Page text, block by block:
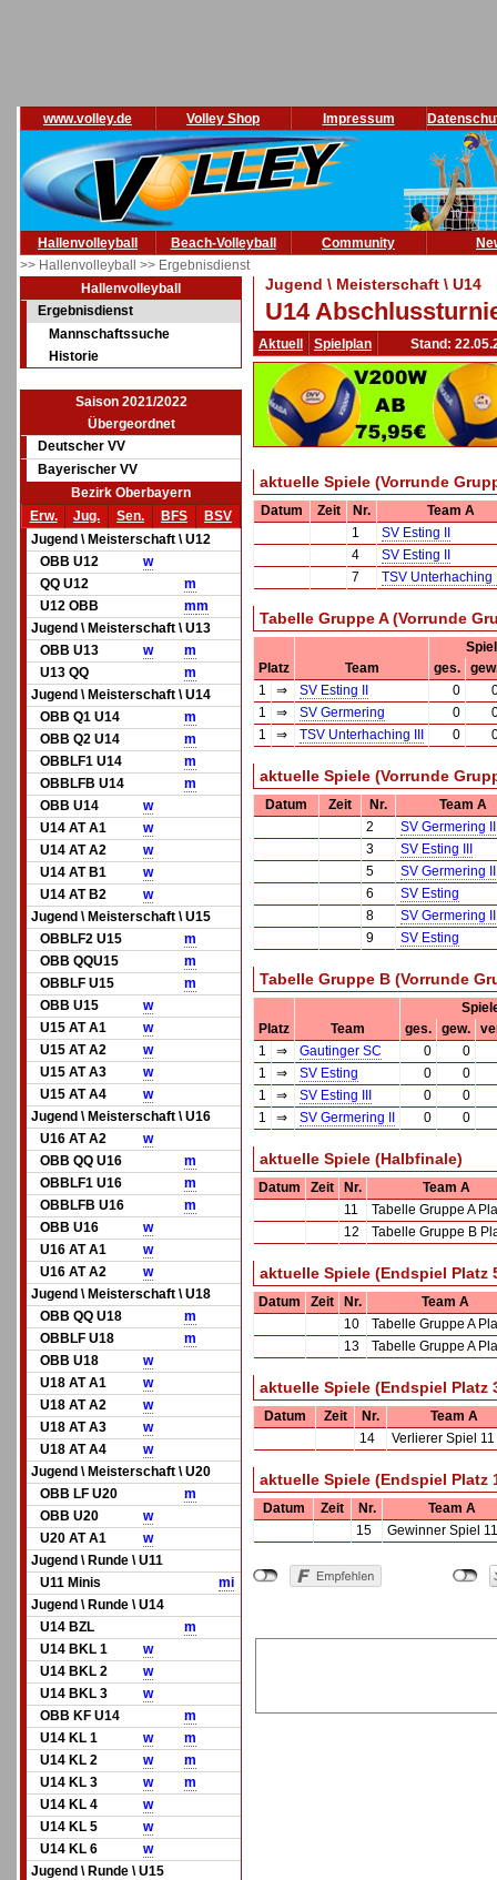
www.volley.de Volley Shop Impressum
Hallenvolleyball Beach-Volleyball Community
>> Hallenvolleyball >> Ergebnisdienst
Hallenvolleyball
Ergebnisdienst
Mannschaftssuche
Historie
Saison 2021/2022
Übergeordnet
Deutscher VV
Bayerischer VV
Bezirk Oberbayern
Erw.
Jug. Sen. BFS
BSV
Jugend \ Meisterschaft \ U12
OBB U12
w
QQ U12
m
U12 OBB
mm
Jugend \ Meisterschaft \ U13
OBB U13
w
m
U13 QQ
m
Jugend \ Meisterschaft \ U14
OBB Q1 U14
m
OBB Q2 U14
m
OBBLF1 U14
m
OBBLFB U14
m
OBB U14
w
U14 AT A1
w
U14 AT A2
w
U14 AT B1
w
U14 AT B2
w
Jugend \ Meisterschaft \ U15
OBBLF2 U15
m
OBB QQU15
m
OBBLF U15
m
OBB U15
w
U15 AT A1
w
U15 AT A2
w
U15 AT A3
w
U15 AT A4
w
Jugend \ Meisterschaft \ U16
U16 AT A2
w
OBB QQ U16
m
OBBLF1 U16
m
OBBLFB U16
m
OBB U16
w
U16 AT A1
w
U16 AT A2
w
Jugend \ Meisterschaft \ U18
OBB QQ U18
m
OBBLF U18
m
OBB U18
w
U18 AT A1
w
U18 AT A2
w
U18 AT A3
w
U18 AT A4
w
Jugend \ Meisterschaft \ U20
OBB LF U20
m
OBB U20
w
U20 AT A1
w
Jugend \ Runde \ U11
U11 Minis
mi
Jugend \ Runde \ U14
U14 BZL
m
U14 BKL 1
w
U14 BKL 2
w
U14 BKL 3
w
OBB KF U14
m
U14 KL 1
w
m
U14 KL 2
w
m
U14 KL 3
w
m
U14 KL 4
w
U14 KL 5
w
U14 KL 6
w
Jugend \ Runde \ U15
Jugend \ Meisterschaft \ U14
U14
Aktuell Spielplan Stand:
aktuelle Spiele (Vorrunde
Datum Zeit Nr.
Team A
1
SV Esting II
4
SV Esting II
7
TSV Unterhaching
Tabelle Gruppe A (Vorrunde
Platz
Team ges.
1
⇒ SV Esting II 0
1
⇒ SV Germering 0
1
⇒ TSV Unterhaching III 0
aktuelle Spiele (Vorrunde
Datum Zeit Nr.
Team A
2
SV Germering II
3
SV Esting III
5
SV Germering II
6
SV Esting
8
SV Germering II
9
SV Esting
Tabelle Gruppe B (Vorrunde
Platz
Team ges. gew.
1
⇒ Gautinger SC 0
0
1
⇒ SV Esting 0
0
1
⇒ SV Esting III 0
0
1
⇒ SV Germering II 0 0
aktuelle Spiele (Halbfinale)
Datum Zeit Nr.
Team A
11
Tabelle Gruppe A
12
Tabelle Gruppe B
aktuelle Spiele (Endspiel Platz
Datum Zeit Nr.
Team A
10
Tabelle Gruppe A
13
Tabelle Gruppe A
aktuelle Spiele (Endspiel Platz
Datum Zeit Nr.
Team A
14
Verlierer Spiel 11
aktuelle Spiele (Endspiel Platz
Datum Zeit Nr.
Team A
15
Gewinner Spiel 11